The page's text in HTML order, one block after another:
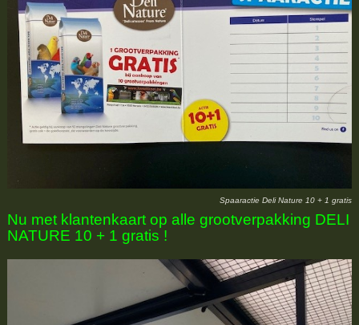
Spaaractie Deli Nature 10 + 1 gratis
Nu met klantenkaart op alle grootverpakking DELI
NATURE 10 + 1 gratis !